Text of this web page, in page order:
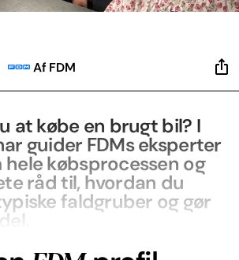
Af FDM
at købe en brugt bil? I
guider FDMs eksperter
hele købsprocessen og
råd til, hvordan du
faldgruber og gør